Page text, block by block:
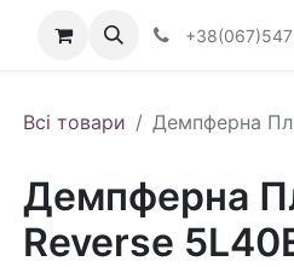
Всі товари Демпферна
Демпферна
Reverse